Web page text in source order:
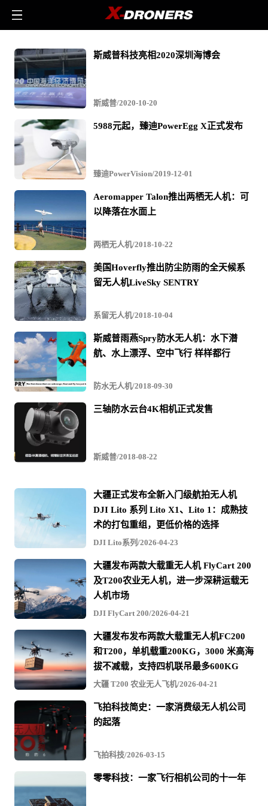
防
水
-
相
关
无
人
机
文
章
与
视
频
斯威普科技亮相2020深圳海博会
斯威普/2020-10-20
5988元起，臻迪PowerEgg X正式发布
臻迪PowerVision/2019-12-01
Aeromapper Talon推出两栖无人机：可
以降落在水面上
两栖无人机/2018-10-22
美国Hoverfly推出防尘防雨的全天候系
留无人机LiveSky SENTRY
系留无人机/2018-10-04
斯威普雨燕Spry防水无人机：水下潜
航、水上漂浮、空中飞行 样样都行
防水无人机/2018-09-30
三轴防水云台4K相机正式发售
斯威普/2018-08-22
大疆正式发布全新入门级航拍无人机
DJI Lito 系列 Lito X1、Lito 1：成熟技
术的打包重组，更低价格的选择
DJI Lito系列/2026-04-23
大疆发布两款大载重无人机 FlyCart 200
及T200农业无人机，进一步深耕运载无
人机市场
DJI FlyCart 200/2026-04-21
大疆发布发布两款大载重无人机FC200
和T200，单机载重200KG，3000 米高海
拔不减载，支持四机联吊最多600KG
大疆 T200 农业无人飞机/2026-04-21
飞拍科技简史：一家消费级无人机公司
的起落
飞拍科技/2026-03-15
零零科技：一家飞行相机公司的十一年